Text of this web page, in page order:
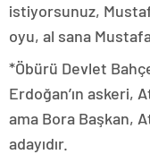
istiyorsunuz,
oyu, al sana
*Öbürü Devlet
Erdoğan’ın askeri,
ama Bora Başkan,
adayıdır.